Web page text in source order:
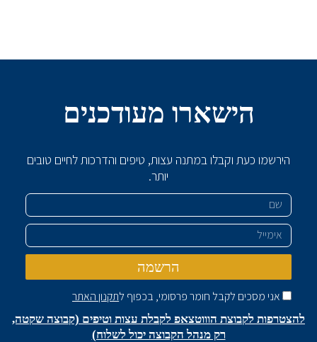
הישארו מעודכנים
הירשמו כעת וקבלו במתנה עצות, טיפים והדרכות לחיים טובים
יותר.
שם
אימייל
אני מסכים לקבל חומר פרסומי, בכפוף לתקנון האתר
הרשמה
להצטרפות לקבוצת הוווטצאפ לקבלת עצות וטיפים (קבוצה שקטה,
רק מנהל הקבוצה יכול לשלוח)